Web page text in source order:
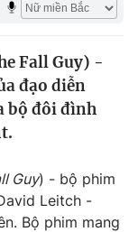
Fall Guy) -
đạo diễn
bộ đôi đình
Guy) - bộ phim
Leitch -
Bộ phim mang